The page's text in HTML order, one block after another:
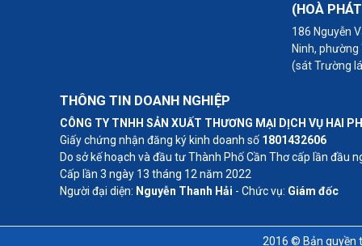
(HOÀ
186 Nguyễn
Ninh,
(sát Trường
THÔNG TIN DOANH NGHIỆP
CÔNG TY TNHH SẢN XUẤT THƯƠNG MẠI DỊCH VỤ HAI
Giấy chứng nhận đăng ký kinh doanh số 1801432606
Do sở kế hoạch và đầu tư Thành Phố Cần Thơ cấp lần đầu
Cấp lần 3 ngày 13 tháng 12 năm 2022
Người đại diện: Nguyễn Thanh Hải - Chức vụ: Giám đốc
2016 © Bản quyền